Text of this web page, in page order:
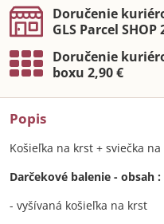
Doručenie
GLS Parcel SHOP
Doručenie
boxu 2,90 €
Popis
Košieľka na krst + sviečka
Darčekové balenie - obsah :
- vyšívaná košieľka na krst